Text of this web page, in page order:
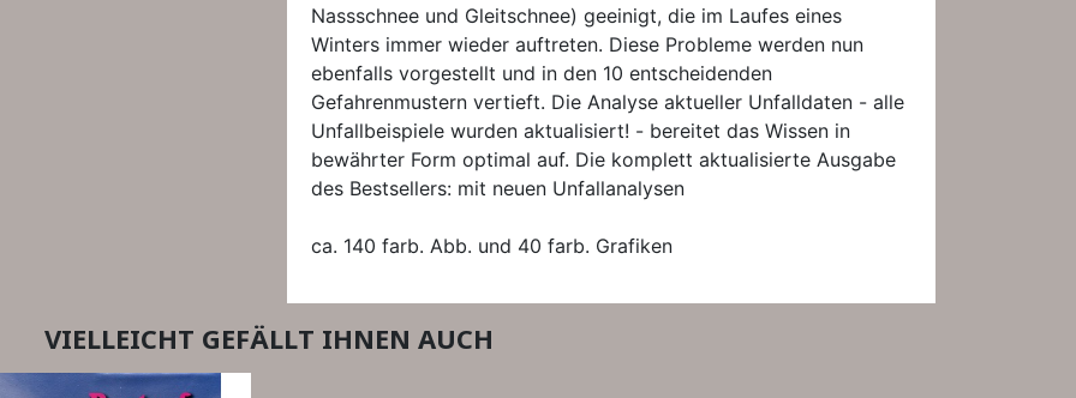
Nassschnee und Gleitschnee) geeinigt, die im Laufes eines
Winters immer wieder auftreten. Diese Probleme werden nun
ebenfalls vorgestellt und in den 10 entscheidenden
Gefahrenmustern vertieft. Die Analyse aktueller Unfalldaten - alle
Unfallbeispiele wurden aktualisiert! - bereitet das Wissen in
bewährter Form optimal auf. Die komplett aktualisierte Ausgabe
des Bestsellers: mit neuen Unfallanalysen
ca. 140 farb. Abb. und 40 farb. Grafiken
VIELLEICHT GEFÄLLT IHNEN AUCH